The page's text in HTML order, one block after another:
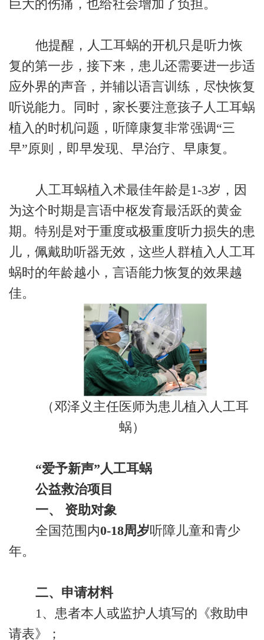
巨大的伤痛，也给社会增加了负担。
他提醒，人工耳蜗的开机只是听力恢
复的第一步，接下来，患儿还需要进一步适
应外界的声音，并辅以语言训练，尽快恢复
听说能力。同时，家长要注意孩子人工耳蜗
植入的时机问题，听障康复非常强调“三
早”原则，即早发现、早治疗、早康复。
人工耳蜗植入术最佳年龄是1-3岁，因
为这个时期是言语中枢发育最活跃的黄金
期。特别是对于重度或极重度听力损失的患
儿，佩戴助听器无效，这些人群植入人工耳
蜗时的年龄越小，言语能力恢复的效果越
佳。
（邓泽义主任医师为患儿植入人工耳
蜗）
“爱予新声”人工耳蜗
公益救治项目
一、 资助对象
全国范围内0-18周岁听障儿童和青少
年。
二、申请材料
1、患者本人或监护人填写的《救助申
请表》；